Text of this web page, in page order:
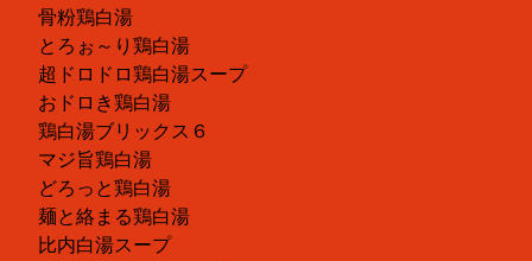
骨粉鶏白湯
とろぉ～り鶏白湯
超ドロドロ鶏白湯スープ
おドロき鶏白湯
鶏白湯ブリックス６
マジ旨鶏白湯
どろっと鶏白湯
麺と絡まる鶏白湯
比内白湯スープ